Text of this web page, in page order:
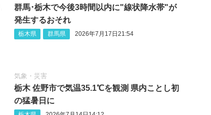
群馬･栃木で今後3時間以内に"線状降水帯"が
発生するおそれ
栃木県 群馬県 2026年7月17日21:54
気象・災害
栃木 佐野市で気温35.1℃を観測 県内ことし初
の猛暑日に